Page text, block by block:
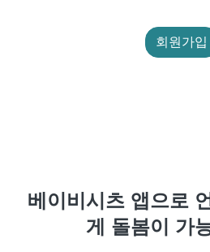
회원가입
베이비시츠 앱으로
게 돌봄이 가